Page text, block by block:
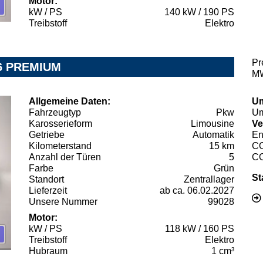
kW / PS
140 kW / 190 PS
Treibstoff
Elektro
PREMIUM
Allgemeine Daten:
Fahrzeugtyp
Pkw
Karosserieform
Limousine
Getriebe
Automatik
Kilometerstand
15 km
Anzahl der Türen
5
Farbe
Grün
Standort
Zentrallager
Lieferzeit
ab ca. 06.02.2027
Unsere Nummer
99028
Motor:
kW / PS
118 kW / 160 PS
Treibstoff
Elektro
Hubraum
1 cm³